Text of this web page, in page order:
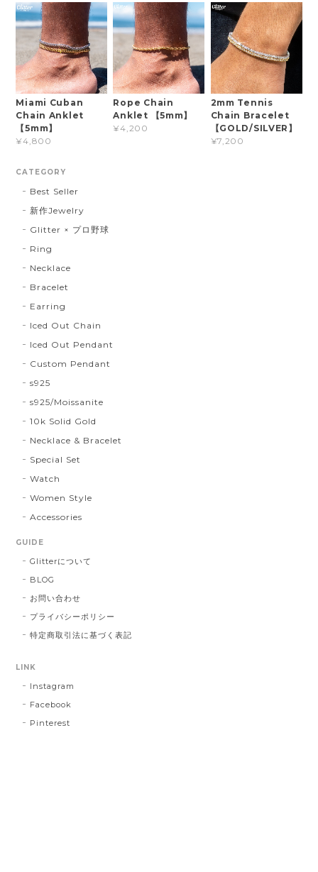
Miami Cuban
Chain Anklet
【5mm】
¥4,800
Rope Chain
Anklet 【5mm】
¥4,200
2mm Tennis
Chain Bracelet
【GOLD/SILVER】
¥7,200
CATEGORY
Best Seller
新作Jewelry
Glitter × プロ野球
Ring
Necklace
Bracelet
Earring
Iced Out Chain
Iced Out Pendant
Custom Pendant
s925
s925/Moissanite
10k Solid Gold
Necklace & Bracelet
Special Set
Watch
Women Style
Accessories
GUIDE
Glitterについて
BLOG
お問い合わせ
プライバシーポリシー
特定商取引法に基づく表記
LINK
Instagram
Facebook
Pinterest